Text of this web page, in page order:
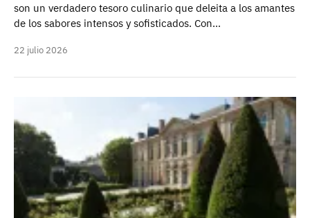
son un verdadero tesoro culinario que deleita a los amantes
de los sabores intensos y sofisticados. Con…
22 julio 2026